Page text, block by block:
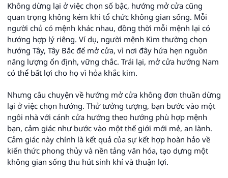
Không dừng lại ở việc chọn số bậc, hướng mở cửa cũng
quan trọng không kém khi tổ chức không gian sống. Mỗi
người chủ có mệnh khác nhau, đồng thời mỗi mệnh lại có
hướng hợp lý riêng. Ví dụ, người mệnh Kim thường chọn
hướng Tây, Tây Bắc để mở cửa, vì nơi đây hứa hẹn nguồn
năng lượng ổn định, vững chắc. Trái lại, mở cửa hướng Nam
có thể bất lợi cho họ vì hỏa khắc kim.
Nhưng câu chuyện về hướng mở cửa không đơn thuần dừng
lại ở việc chọn hướng. Thử tưởng tượng, bạn bước vào một
ngôi nhà với cánh cửa hướng theo hướng phù hợp mệnh
bạn, cảm giác như bước vào một thế giới mới mẻ, an lành.
Cảm giác này chính là kết quả của sự kết hợp hoàn hảo về
kiến thức phong thủy và nền tảng văn hóa, tạo dựng một
không gian sống thu hút sinh khí và thuận lợi.